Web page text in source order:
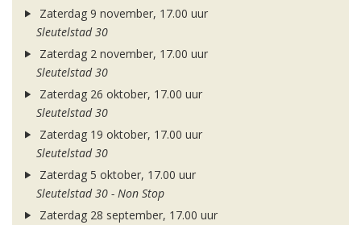
Zaterdag 9 november, 17.00 uur
Sleutelstad 30
Zaterdag 2 november, 17.00 uur
Sleutelstad 30
Zaterdag 26 oktober, 17.00 uur
Sleutelstad 30
Zaterdag 19 oktober, 17.00 uur
Sleutelstad 30
Zaterdag 5 oktober, 17.00 uur
Sleutelstad 30 - Non Stop
Zaterdag 28 september, 17.00 uur